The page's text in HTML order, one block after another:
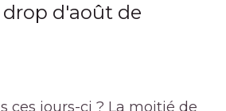
drop d'août de
ces jours-ci ? La moitié de